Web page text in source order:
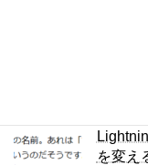
を変え